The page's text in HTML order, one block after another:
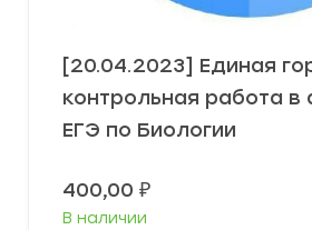
[20.04.2023] Единая
контрольная работа
ЕГЭ по Биологии
400,00 ₽
В наличии